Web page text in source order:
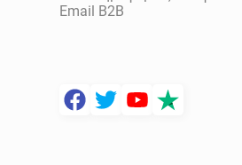
Email B2B